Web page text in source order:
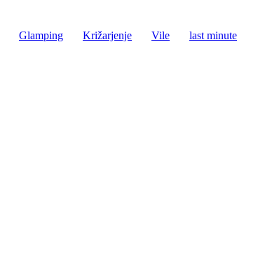
Glamping Križarjenje Vile
last minute